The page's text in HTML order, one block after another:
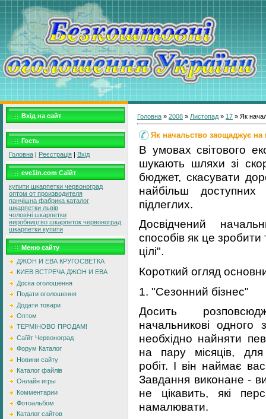
Вхід на сайт
Гость
Головна | Реєстрація | Вхід
eve1in.com Саїйт
купити шкарпетки червоноград
оптом от производителя
панчішна фабрика каталог
шкарпетки львів
чоловічі шкарпетки
виробництво шкарпеток червоноград
шкарпетки купити
Меню сайту
ДЖОН И ЕВА КРУГОСВЕТКА
КИЕВ ВСТРЕЧА ДЖОН И ЕВА
Доска оголошення
Подати оголошення
Додати товари
Оптом
ТЕРМІНОВО ПРОДАМ!
Саїйт Червоноград
Форум Каталог
Новини сайту
Каталог файлів
Онлайн игры
Комментарии
Фотоальбом
Каталог сайтов
Головна » 2008 » Листопад » 17 » Як
Як начальство заощаджує на
В умовах світового
шукають шляхи зі
бюджет, скасувати
найбільш
підлеглих.
Досвідчений
способів як це зробити
цілі".
Короткий огляд
1. "Сезонний бізнес"
Досить
начальникові одного
необхідно найняти
на пару місяців, для
робіт. І він наймає
Завдання виконане -
не цікавить, які
намалювати.